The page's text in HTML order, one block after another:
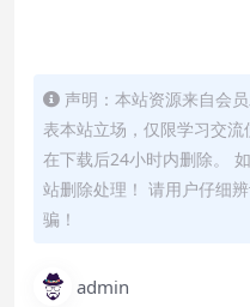
声明：本站资源来自会
表本站立场，仅限学习交
在下载后24小时内删除。
站删除处理！ 请用户仔细
骗！
admin